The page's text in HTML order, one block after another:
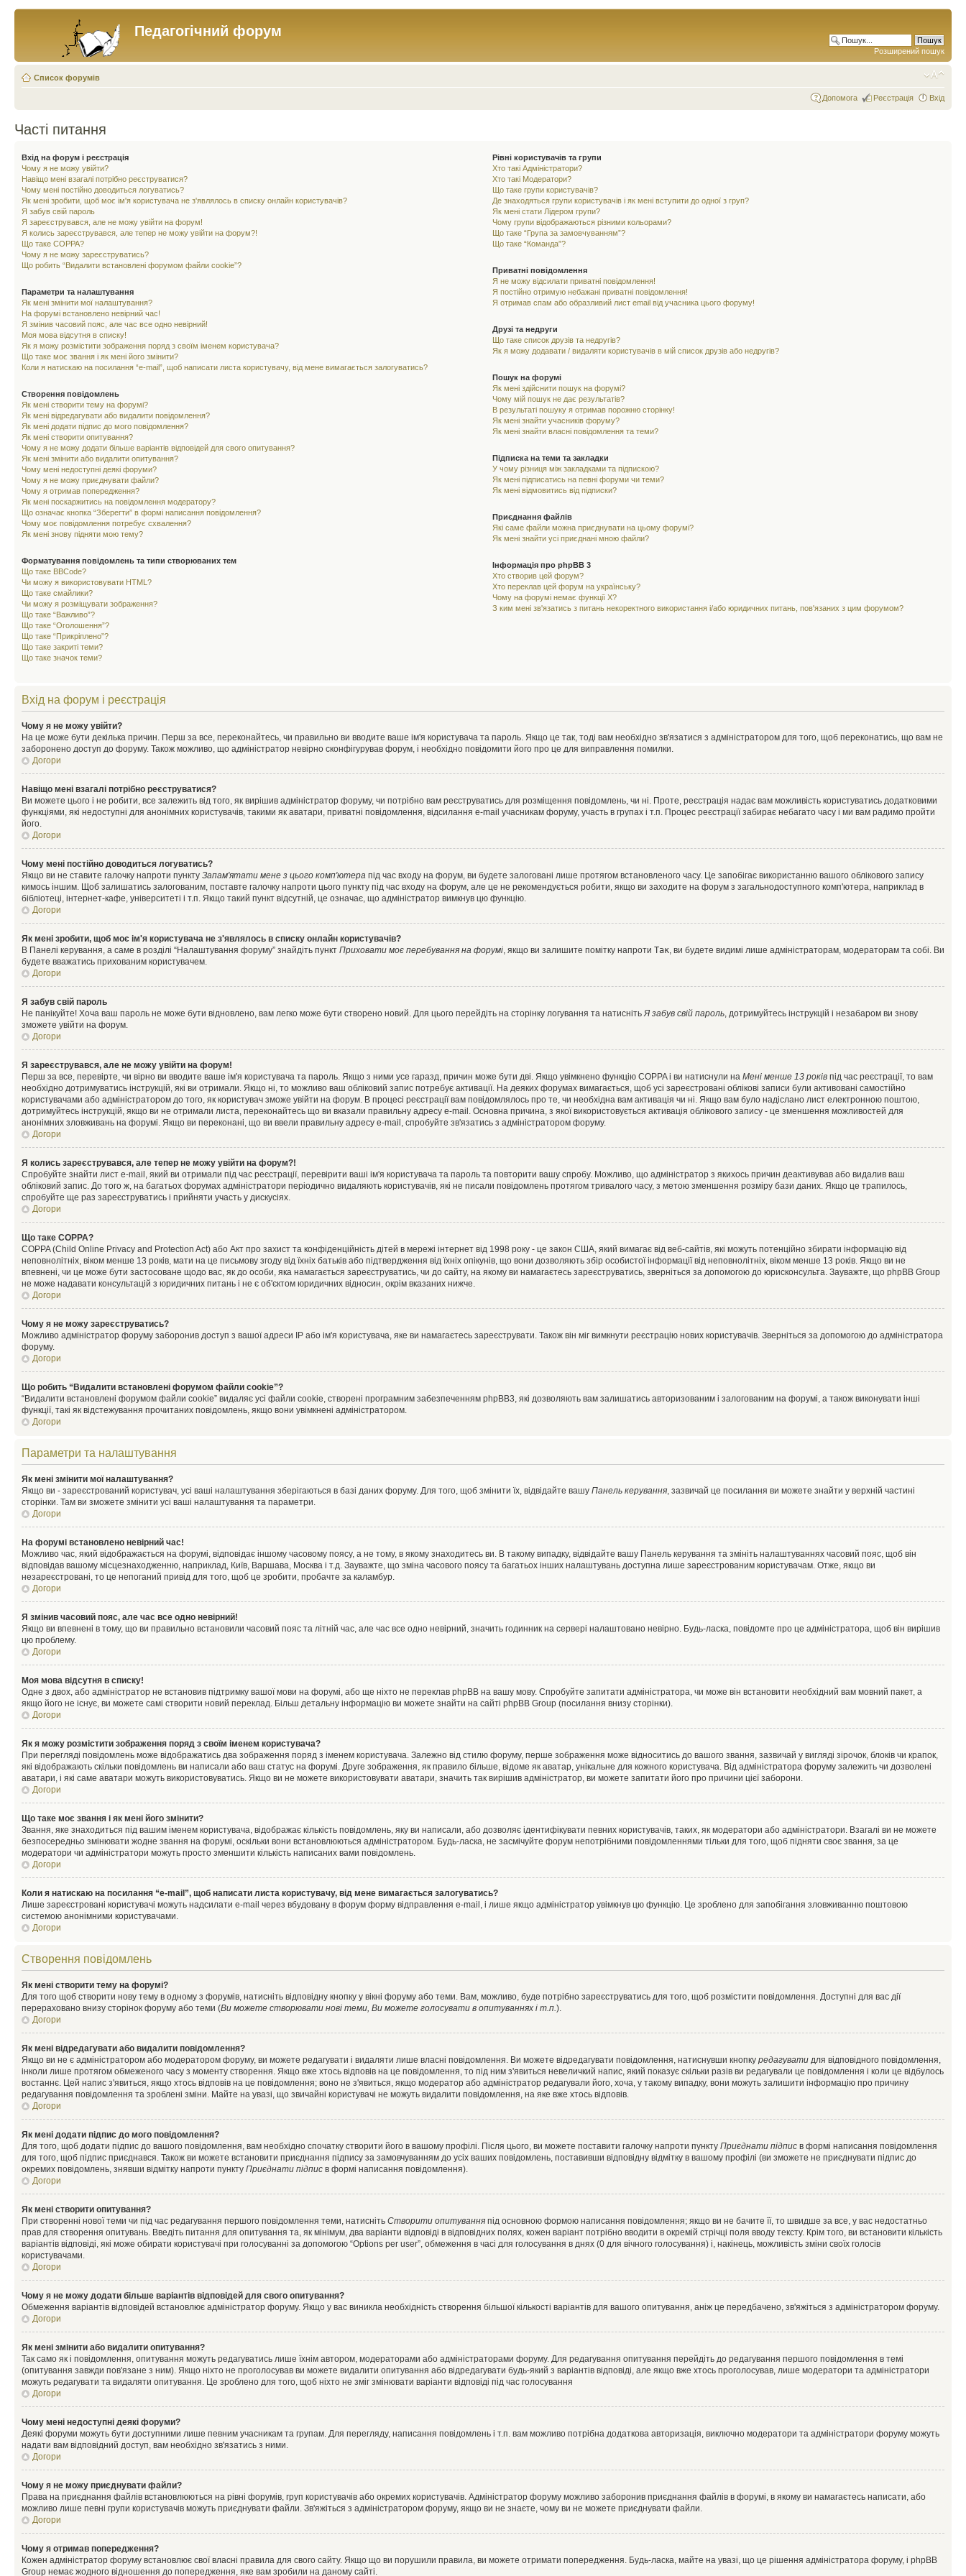
Педагогічний форум
Розширений пошук
Список форумів
Допомога Реєстрація Вхід
Часті питання
Вхід на форум і реєстрація
Чому я не можу увійти?
Навіщо мені взагалі потрібно реєструватися?
Чому мені постійно доводиться логуватись?
Як мені зробити, щоб моє ім'я користувача не з'являлось в списку онлайн користувачів?
Я забув свій пароль
Я зареєструвався, але не можу увійти на форум!
Я колись зареєструвався, але тепер не можу увійти на форум?!
Що таке COPPA?
Чому я не можу зареєструватись?
Що робить “Видалити встановлені форумом файли cookie”?
Параметри та налаштування
Як мені змінити мої налаштування?
На форумі встановлено невірний час!
Я змінив часовий пояс, але час все одно невірний!
Моя мова відсутня в списку!
Як я можу розмістити зображення поряд з своїм іменем користувача?
Що таке моє звання і як мені його змінити?
Коли я натискаю на посилання “e-mail”, щоб написати листа користувачу, від мене вимагається залогуватись?
Створення повідомлень
Як мені створити тему на форумі?
Як мені відредагувати або видалити повідомлення?
Як мені додати підпис до мого повідомлення?
Як мені створити опитування?
Чому я не можу додати більше варіантів відповідей для свого опитування?
Як мені змінити або видалити опитування?
Чому мені недоступні деякі форуми?
Чому я не можу приєднувати файли?
Чому я отримав попередження?
Як мені поскаржитись на повідомлення модератору?
Що означає кнопка “Зберегти” в формі написання повідомлення?
Чому моє повідомлення потребує схвалення?
Як мені знову підняти мою тему?
Форматування повідомлень та типи створюваних тем
Що таке BBCode?
Чи можу я використовувати HTML?
Що таке смайлики?
Чи можу я розміщувати зображення?
Що таке “Важливо”?
Що таке “Оголошення”?
Що таке “Прикріплено”?
Що таке закриті теми?
Що таке значок теми?
Рівні користувачів та групи
Хто такі Адміністратори?
Хто такі Модератори?
Що таке групи користувачів?
Де знаходяться групи користувачів і як мені вступити до одної з груп?
Як мені стати Лідером групи?
Чому групи відображаються різними кольорами?
Що таке “Група за замовчуванням”?
Що таке “Команда”?
Приватні повідомлення
Я не можу відсилати приватні повідомлення!
Я постійно отримую небажані приватні повідомлення!
Я отримав спам або образливий лист email від учасника цього форуму!
Друзі та недруги
Що таке список друзів та недругів?
Як я можу додавати / видаляти користувачів в мій список друзів або недругів?
Пошук на форумі
Як мені здійснити пошук на форумі?
Чому мій пошук не дає результатів?
В результаті пошуку я отримав порожню сторінку!
Як мені знайти учасників форуму?
Як мені знайти власні повідомлення та теми?
Підписка на теми та закладки
У чому різниця між закладками та підпискою?
Як мені підписатись на певні форуми чи теми?
Як мені відмовитись від підписки?
Приєднання файлів
Які саме файли можна приєднувати на цьому форумі?
Як мені знайти усі приєднані мною файли?
Інформація про phpBB 3
Хто створив цей форум?
Хто переклав цей форум на українську?
Чому на форумі немає функції X?
З ким мені зв'язатись з питань некоректного використання і/або юридичних питань, пов'язаних з цим форумом?
Вхід на форум і реєстрація
Чому я не можу увійти?
На це може бути декілька причин. Перш за все, переконайтесь, чи правильно ви вводите ваше ім'я користувача та пароль. Якщо це так, тоді вам необхідно зв'язатися з адміністратором для того, щоб переконатись, що вам не
заборонено доступ до форуму. Також можливо, що адміністратор невірно сконфігурував форум, і необхідно повідомити його про це для виправлення помилки.
Догори
Навіщо мені взагалі потрібно реєструватися?
Ви можете цього і не робити, все залежить від того, як вирішив адміністратор форуму, чи потрібно вам реєструватись для розміщення повідомлень, чи ні. Проте, реєстрація надає вам можливість користуватись додатковими
функціями, які недоступні для анонімних користувачів, такими як аватари, приватні повідомлення, відсилання e-mail учасникам форуму, участь в групах і т.п. Процес реєстрації забирає небагато часу і ми вам радимо пройти
його.
Догори
Чому мені постійно доводиться логуватись?
Якщо ви не ставите галочку напроти пункту Запам'ятати мене з цього комп'ютера під час входу на форум, ви будете залоговані лише протягом встановленого часу. Це запобігає використанню вашого облікового запису
кимось іншим. Щоб залишатись залогованим, поставте галочку напроти цього пункту під час входу на форум, але це не рекомендується робити, якщо ви заходите на форум з загальнодоступного комп'ютера, наприклад в
бібліотеці, інтернет-кафе, університеті і т.п. Якщо такий пункт відсутній, це означає, що адміністратор вимкнув цю функцію.
Догори
Як мені зробити, щоб моє ім'я користувача не з'являлось в списку онлайн користувачів?
В Панелі керування, а саме в розділі “Налаштування форуму” знайдіть пункт Приховати моє перебування на форумі, якщо ви залишите помітку напроти Так, ви будете видимі лише адміністраторам, модераторам та собі. Ви
будете вважатись прихованим користувачем.
Догори
Я забув свій пароль
Не панікуйте! Хоча ваш пароль не може бути відновлено, вам легко може бути створено новий. Для цього перейдіть на сторінку логування та натиснітьЯ забув свій пароль, дотримуйтесь інструкцій і незабаром ви знову
зможете увійти на форум.
Догори
Я зареєструвався, але не можу увійти на форум!
Перш за все, перевірте, чи вірно ви вводите ваше ім'я користувача та пароль. Якщо з ними усе гаразд, причин може бути дві. Якщо увімкнено функцію COPPA і ви натиснули на Мені менше 13 років під час реєстрації, то вам
необхідно дотримуватись інструкцій, які ви отримали. Якщо ні, то можливо ваш обліковий запис потребує активації. На деяких форумах вимагається, щоб усі зареєстровані облікові записи були активовані самостійно
користувачами або адміністратором до того, як користувач зможе увійти на форум. В процесі реєстрації вам повідомлялось про те, чи необхідна вам активація чи ні. Якщо вам було надіслано лист електронною поштою,
дотримуйтесь інструкцій, якщо ви не отримали листа, переконайтесь що ви вказали правильну адресу e-mail. Основна причина, з якої використовується активація облікового запису - це зменшення можливостей для
анонімних зловживань на форумі. Якщо ви переконані, що ви ввели правильну адресу e-mail, спробуйте зв'язатись з адміністратором форуму.
Догори
Я колись зареєструвався, але тепер не можу увійти на форум?!
Спробуйте знайти лист e-mail, який ви отримали під час реєстрації, перевірити ваші ім'я користувача та пароль та повторити вашу спробу. Можливо, що адміністратор з якихось причин деактивував або видалив ваш
обліковий запис. До того ж, на багатьох форумах адміністратори періодично видаляють користувачів, які не писали повідомлень протягом тривалого часу, з метою зменшення розміру бази даних. Якщо це трапилось,
спробуйте ще раз зареєструватись і прийняти участь у дискусіях.
Догори
Що таке COPPA?
COPPA (Child Online Privacy and Protection Act) або Акт про захист та конфіденційність дітей в мережі інтернет від 1998 року - це закон США, який вимагає від веб-сайтів, які можуть потенційно збирати інформацію від
неповнолітніх, віком менше 13 років, мати на це письмову згоду від їхніх батьків або підтвердження від їхніх опікунів, що вони дозволяють збір особистої інформації від неповнолітніх, віком менше 13 років. Якщо ви не
впевнені, чи це може бути застосоване щодо вас, як до особи, яка намагається зареєструватись, чи до сайту, на якому ви намагаєтесь зареєструватись, зверніться за допомогою до юрисконсульта. Зауважте, що phpBB Group
не може надавати консультацій з юридичних питань і не є об'єктом юридичних відносин, окрім вказаних нижче.
Догори
Чому я не можу зареєструватись?
Можливо адміністратор форуму заборонив доступ з вашої адреси IP або ім'я користувача, яке ви намагаєтесь зареєструвати. Також він міг вимкнути реєстрацію нових користувачів. Зверніться за допомогою до адміністратора
форуму.
Догори
Що робить “Видалити встановлені форумом файли cookie”?
“Видалити встановлені форумом файли cookie” видаляє усі файли cookie, створені програмним забезпеченням phpBB3, які дозволяють вам залишатись авторизованим і залогованим на форумі, а також виконувати інші
функції, такі як відстежування прочитаних повідомлень, якщо вони увімкнені адміністратором.
Догори
Параметри та налаштування
Як мені змінити мої налаштування?
Якщо ви - зареєстрований користувач, усі ваші налаштування зберігаються в базі даних форуму. Для того, щоб змінити їх, відвідайте вашу Панель керування, зазвичай це посилання ви можете знайти у верхній частині
сторінки. Там ви зможете змінити усі ваші налаштування та параметри.
Догори
На форумі встановлено невірний час!
Можливо час, який відображається на форумі, відповідає іншому часовому поясу, а не тому, в якому знаходитесь ви. В такому випадку, відвідайте вашу Панель керування та змініть налаштуваннях часовий пояс, щоб він
відповідав вашому місцезнаходженню, наприклад, Київ, Варшава, Москва і т.д. Зауважте, що зміна часового поясу та багатьох інших налаштувань доступна лише зареєстрованим користувачам. Отже, якщо ви
незареєстровані, то це непоганий привід для того, щоб це зробити, пробачте за каламбур.
Догори
Я змінив часовий пояс, але час все одно невірний!
Якщо ви впевнені в тому, що ви правильно встановили часовий пояс та літній час, але час все одно невірний, значить годинник на сервері налаштовано невірно. Будь-ласка, повідомте про це адміністратора, щоб він вирішив
цю проблему.
Догори
Моя мова відсутня в списку!
Одне з двох, або адміністратор не встановив підтримку вашої мови на форумі, або ще ніхто не переклав phpBB на вашу мову. Спробуйте запитати адміністратора, чи може він встановити необхідний вам мовний пакет, а
якщо його не існує, ви можете самі створити новий переклад. Більш детальну інформацію ви можете знайти на сайті phpBB Group (посилання внизу сторінки).
Догори
Як я можу розмістити зображення поряд з своїм іменем користувача?
При перегляді повідомлень може відображатись два зображення поряд з іменем користувача. Залежно від стилю форуму, перше зображення може відноситись до вашого звання, зазвичай у вигляді зірочок, блоків чи крапок,
які відображають скільки повідомлень ви написали або ваш статус на форумі. Друге зображення, як правило більше, відоме як аватар, унікальне для кожного користувача. Від адміністратора форуму залежить чи дозволені
аватари, і які саме аватари можуть використовуватись. Якщо ви не можете використовувати аватари, значить так вирішив адміністратор, ви можете запитати його про причини цієї заборони.
Догори
Що таке моє звання і як мені його змінити?
Звання, яке знаходиться під вашим іменем користувача, відображає кількість повідомлень, яку ви написали, або дозволяє ідентифікувати певних користувачів, таких, як модератори або адміністратори. Взагалі ви не можете
безпосередньо змінювати жодне звання на форумі, оскільки вони встановлюються адміністратором. Будь-ласка, не засмічуйте форум непотрібними повідомленнями тільки для того, щоб підняти своє звання, за це
модератори чи адміністратори можуть просто зменшити кількість написаних вами повідомлень.
Догори
Коли я натискаю на посилання “e-mail”, щоб написати листа користувачу, від мене вимагається залогуватись?
Лише зареєстровані користувачі можуть надсилати e-mail через вбудовану в форум форму відправлення e-mail, і лише якщо адміністратор увімкнув цю функцію. Це зроблено для запобігання зловживанню поштовою
системою анонімними користувачами.
Догори
Створення повідомлень
Як мені створити тему на форумі?
Для того щоб створити нову тему в одному з форумів, натисніть відповідну кнопку у вікні форуму або теми. Вам, можливо, буде потрібно зареєструватись для того, щоб розмістити повідомлення. Доступні для вас дії
перераховано внизу сторінок форуму або теми (Ви можете створювати нові теми, Ви можете голосувати в опитуваннях і т.п.).
Догори
Як мені відредагувати або видалити повідомлення?
Якщо ви не є адміністратором або модератором форуму, ви можете редагувати і видаляти лише власні повідомлення. Ви можете відредагувати повідомлення, натиснувши кнопку редагувати для відповідного повідомлення,
інколи лише протягом обмеженого часу з моменту створення. Якщо вже хтось відповів на це повідомлення, то під ним з'явиться невеличкий напис, який показує скільки разів ви редагували це повідомлення і коли це відбулось
востаннє. Цей напис з'явиться, якщо хтось відповів на це повідомлення; воно не з'явиться, якщо модератор або адміністратор редагували його, хоча, у такому випадку, вони можуть залишити інформацію про причину
редагування повідомлення та зроблені зміни. Майте на увазі, що звичайні користувачі не можуть видалити повідомлення, на яке вже хтось відповів.
Догори
Як мені додати підпис до мого повідомлення?
Для того, щоб додати підпис до вашого повідомлення, вам необхідно спочатку створити його в вашому профілі. Після цього, ви можете поставити галочку напроти пункту Приєднати підпис в формі написання повідомлення
для того, щоб підпис приєднався. Також ви можете встановити приєднання підпису за замовчуванням до усіх ваших повідомлень, поставивши відповідну відмітку в вашому профілі (ви зможете не приєднувати підпис до
окремих повідомлень, знявши відмітку напроти пункту Приєднати підпис в формі написання повідомлення).
Догори
Як мені створити опитування?
При створенні нової теми чи під час редагування першого повідомлення теми, натисніть Створити опитування під основною формою написання повідомлення; якщо ви не бачите її, то швидше за все, у вас недостатньо
прав для створення опитувань. Введіть питання для опитування та, як мінімум, два варіанти відповіді в відповідних полях, кожен варіант потрібно вводити в окремій стрічці поля вводу тексту. Крім того, ви встановити кількість
варіантів відповіді, які може обирати користувачі при голосуванні за допомогою “Options per user”, обмеження в часі для голосування в днях (0 для вічного голосування) і, накінець, можливість зміни своїх голосів
користувачами.
Догори
Чому я не можу додати більше варіантів відповідей для свого опитування?
Обмеження варіантів відповідей встановлює адміністратор форуму. Якщо у вас виникла необхідність створення більшої кількості варіантів для вашого опитування, аніж це передбачено, зв'яжіться з адміністратором форуму.
Догори
Як мені змінити або видалити опитування?
Так само як і повідомлення, опитування можуть редагуватись лише їхнім автором, модераторами або адміністраторами форуму. Для редагування опитування перейдіть до редагування першого повідомлення в темі
(опитування завжди пов'язане з ним). Якщо ніхто не проголосував ви можете видалити опитування або відредагувати будь-який з варіантів відповіді, але якщо вже хтось проголосував, лише модератори та адміністратори
можуть редагувати та видаляти опитування. Це зроблено для того, щоб ніхто не зміг змінювати варіанти відповіді під час голосування
Догори
Чому мені недоступні деякі форуми?
Деякі форуми можуть бути доступними лише певним учасникам та групам. Для перегляду, написання повідомлень і т.п. вам можливо потрібна додаткова авторизація, виключно модератори та адміністратори форуму можуть
надати вам відповідний доступ, вам необхідно зв'язатись з ними.
Догори
Чому я не можу приєднувати файли?
Права на приєднання файлів встановлюються на рівні форумів, груп користувачів або окремих користувачів. Адміністратор форуму можливо заборонив приєднання файлів в форумі, в якому ви намагаєтесь написати, або
можливо лише певні групи користувачів можуть приєднувати файли. Зв'яжіться з адміністратором форуму, якщо ви не знаєте, чому ви не можете приєднувати файли.
Догори
Чому я отримав попередження?
Кожен адміністратор форуму встановлює свої власні правила для свого сайту. Якщо що ви порушили правила, ви можете отримати попередження. Будь-ласка, майте на увазі, що це рішення адміністратора форуму, і phpBB
Group немає жодного відношення до попередження, яке вам зробили на даному сайті.